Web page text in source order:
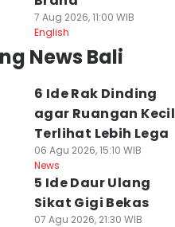
7 Aug 2026, 11:00 WIB
English
News Bali
6 Ide Rak Dinding
agar Ruangan Kecil
Terlihat Lebih Lega
06 Agu 2026, 15:10 WIB
News
5 Ide Daur Ulang
Sikat Gigi Bekas
07 Agu 2026, 21:30 WIB